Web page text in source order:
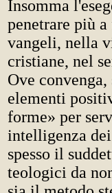
Insomma
penetrare più
vangeli, nella
cristiane, nel
Ove
elementi
forme» per
intelligenza
spesso il
teologici da